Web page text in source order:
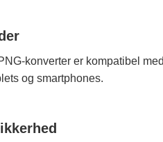
konverter er kompatibel
og smartphones.